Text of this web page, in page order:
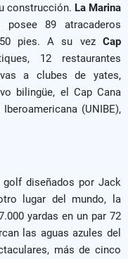
construcción. La Marina
89 atracaderos
pies. A su vez Cap
12 restaurantes
a clubes de yates,
bilingüe, el Cap Cana
(UNIBE),
diseñados por Jack
lugar del mundo, la
yardas en un par 72
las aguas azules del
más de cinco